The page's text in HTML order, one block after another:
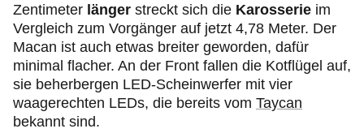
Zentimeter länger streckt sich die Karosserie im
Vergleich zum Vorgänger auf jetzt 4,78 Meter. Der
Macan ist auch etwas breiter geworden, dafür
minimal flacher. An der Front fallen die Kotflügel auf,
sie beherbergen LED-Scheinwerfer mit vier
waagerechten LEDs, die bereits vom Taycan
bekannt sind.